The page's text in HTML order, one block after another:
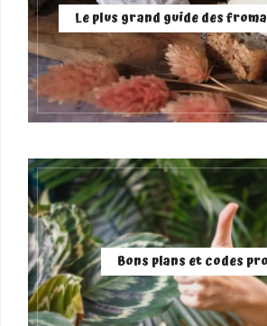
Le plus grand guide des
Bons plans et codes